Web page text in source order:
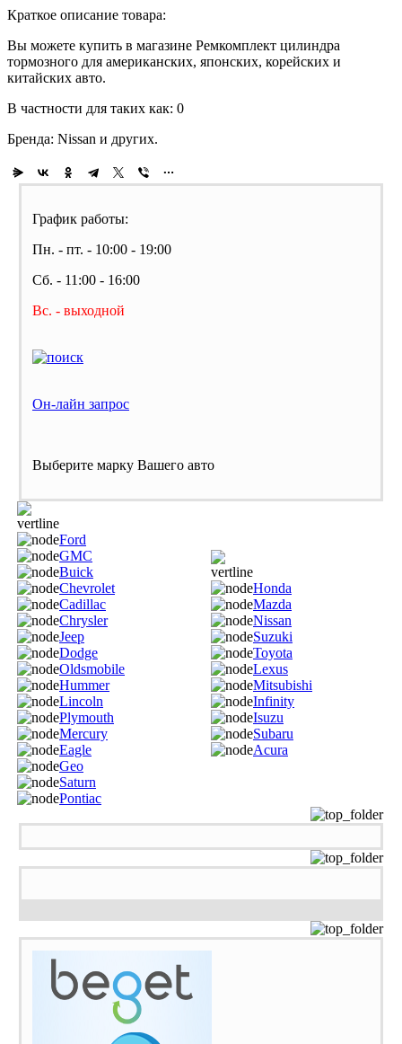
Краткое описание товара:
Вы можете купить в магазине Ремкомплект цилиндра
тормозного для американских, японских, корейских и
китайских авто.
В частности для таких как: 0
Бренда: Nissan и других.
График работы:
Пн. - пт. - 10:00 - 19:00
Сб. - 11:00 - 16:00
Вс. - выходной
Он-лайн запрос
Выберите марку Вашего авто
Ford
GMC
Buick
Chevrolet
Cadillac
Chrysler
Jeep
Dodge
Oldsmobile
Hummer
Lincoln
Plymouth
Mercury
Eagle
Geo
Saturn
Pontiac
Honda
Mazda
Nissan
Suzuki
Toyota
Lexus
Mitsubishi
Infinity
Isuzu
Subaru
Acura